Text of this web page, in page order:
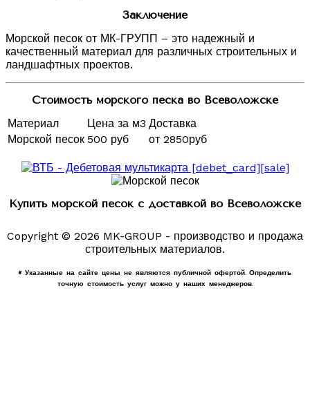
Заключение
Морской песок от МК-ГРУПП – это надежный и
качественный материал для различных строительных и
ландшафтных проектов.
Стоимость морского песка во Всеволожске
Материал
Цена за м3 Доставка
Морской песок 500 руб от 2850руб
Купить морской песок с доставкой во Всеволожске
Copyright © 2026 MK-GROUP - производство и продажа
строительных материалов.
* Указанные на сайте цены не являются публичной офертой. Определить
точную стоимость услуг можно у наших менеджеров.